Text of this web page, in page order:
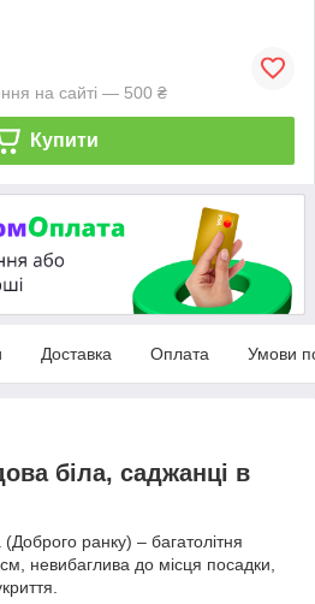
на сайті — 500 ₴
Купити
Доставка Оплата Умови
біла, саджанці в
ранку) – багатолітня
невибаглива до місця посадки,